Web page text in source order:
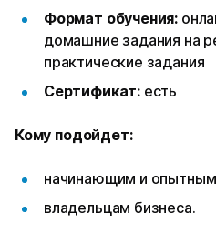
Формат обучения:
домашние задания на
практические задания
Сертификат: есть
Кому подойдет:
начинающим и
владельцам бизнеса.